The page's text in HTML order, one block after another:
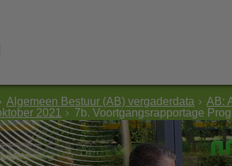
Algemeen Bestuur (AB) vergaderdata AB:
2021 7b. Voortgangsrapportage